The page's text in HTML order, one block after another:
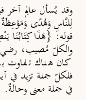
وقد يُسأل عالِم آخر
لِلنَّاسِ وَهُدًى
قوله: {هَذَا كِتَابُنَا
والكلّ مُصيب، رضي
كان هناك تفاوت
فلكلّ جملة تزيد في
في جملة معنى وحالةٌ.